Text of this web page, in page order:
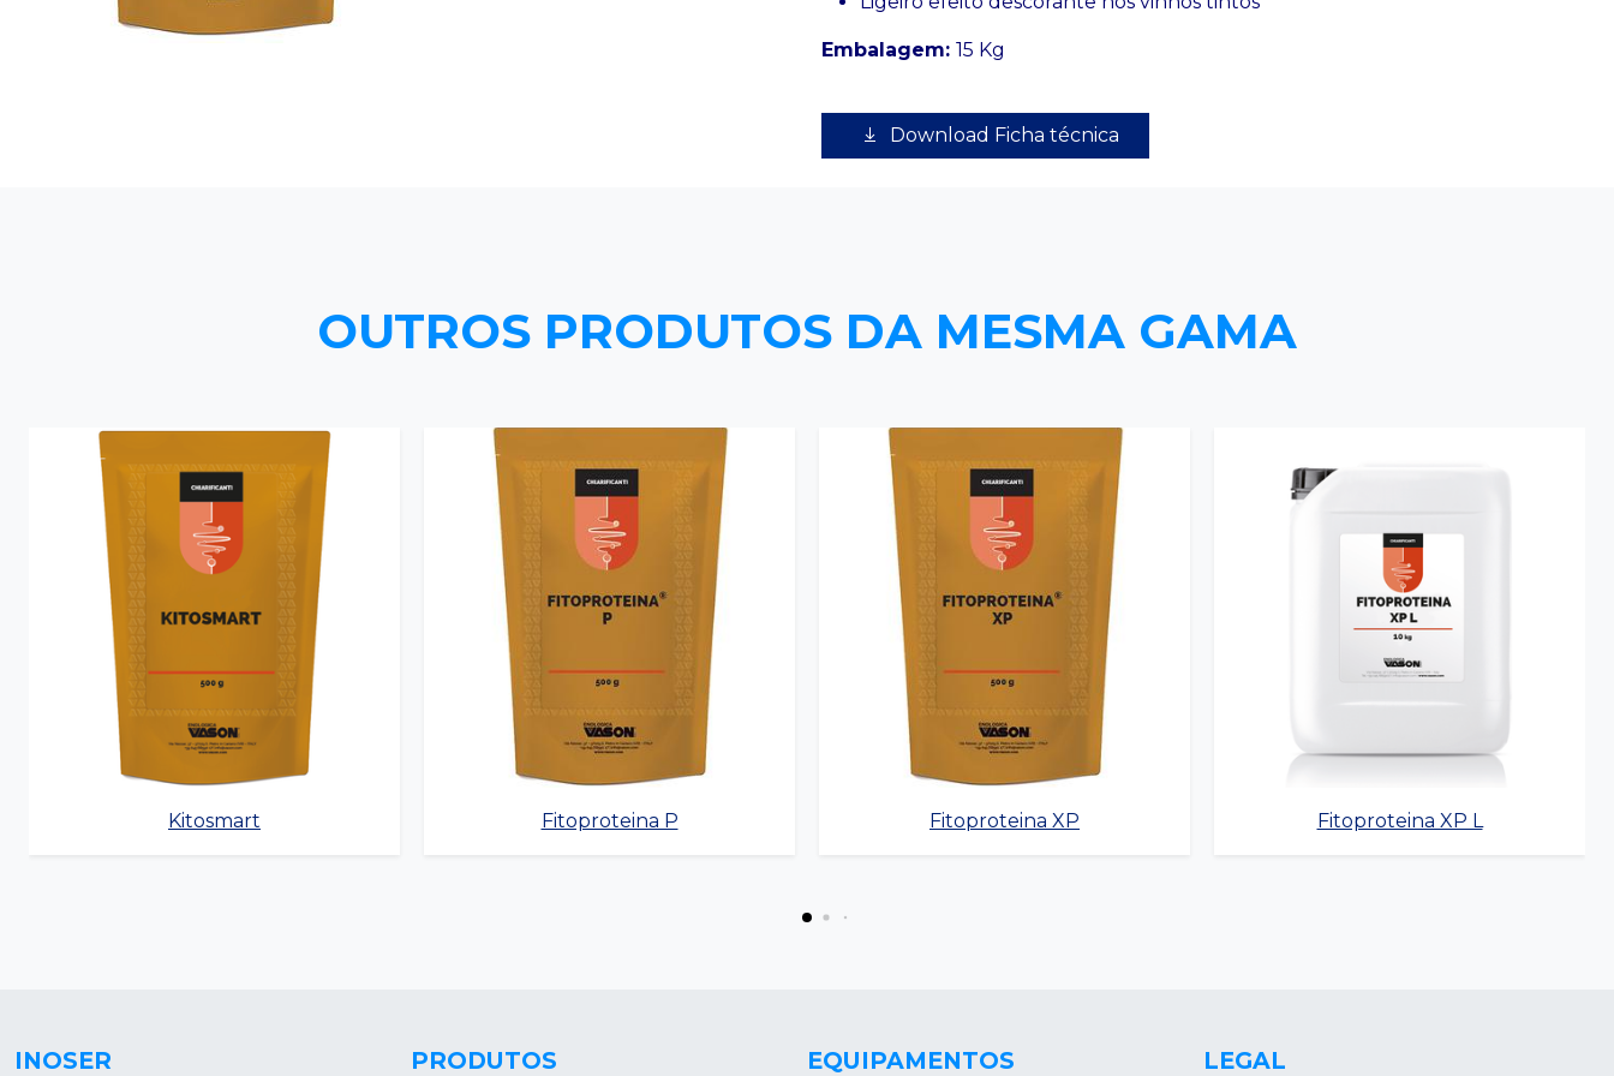
Embalagem: 15 Kg
Download Ficha técnica
OUTROS PRODUTOS DA MESMA GAMA
Kitosmart Fitoproteina P Fitoproteina XP Fitoproteina XP L
INOSER PRODUTOS EQUIPAMENTOS LEGAL